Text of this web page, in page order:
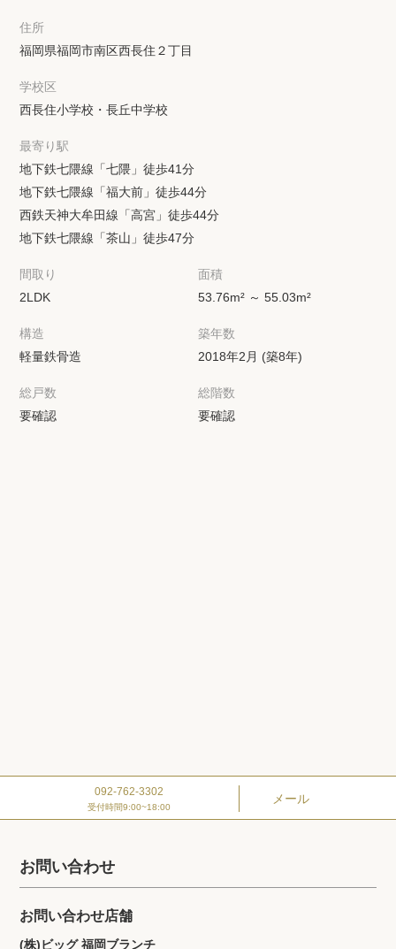
住所
福岡県福岡市南区西長住２丁目
学校区
西長住小学校・長丘中学校
最寄り駅
地下鉄七隈線「七隈」徒歩41分
地下鉄七隈線「福大前」徒歩44分
西鉄天神大牟田線「高宮」徒歩44分
地下鉄七隈線「茶山」徒歩47分
間取り
2LDK
面積
53.76m² ～ 55.03m²
構造
軽量鉄骨造
築年数
2018年2月 (築8年)
総戸数
要確認
総階数
要確認
092-762-3302
受付時間9:00~18:00
メール
お問い合わせ
お問い合わせ店舗
(株)ビッグ 福岡ブランチ